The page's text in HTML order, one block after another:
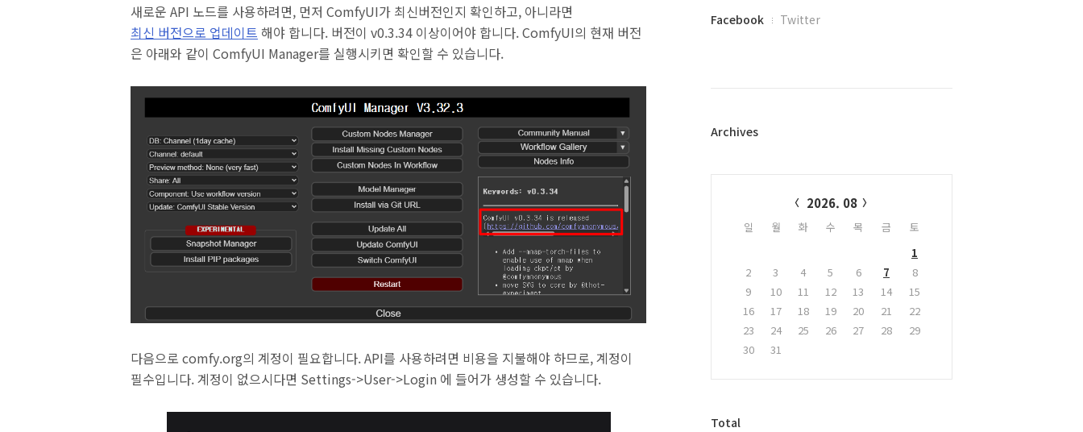
새로운 API 노드를 사용하려면, 먼저 ComfyUI가 최신버전인지 확인하고, 아니라면
최신 버전으로 업데이트 해야 합니다. 버전이 v0.3.34 이상이어야 합니다. ComfyUI의 현재 버전
은 아래와 같이 ComfyUI Manager를 실행시키면 확인할 수 있습니다.
다음으로 comfy.org의 계정이 필요합니다. API를 사용하려면 비용을 지불해야 하므로, 계정이
필수입니다. 계정이 없으시다면 Settings->User->Login 에 들어가 생성할 수 있습니다.
페
플
Facebook Twitter
Archives
2026. 08
일 월 화 수 목 금
토
1
2
3 4 5 6 7
8
9
10 11 12 13 14
15
16
17 18 19 20 21
22
23
24 25 26 27 28
29
30
31
방
Total